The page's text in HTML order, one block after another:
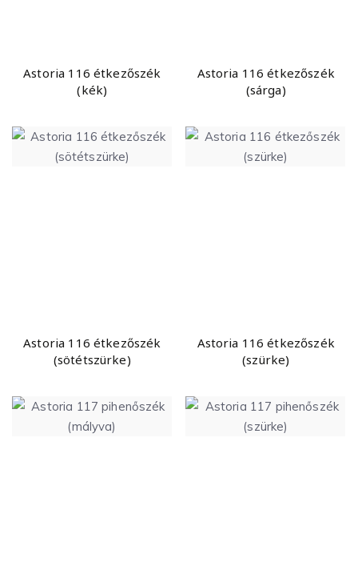
Astoria 116 étkezőszék
(kék)
Astoria 116 étkezőszék
(sárga)
Astoria 116 étkezőszék
(sötétszürke)
Astoria 116 étkezőszék
(szürke)